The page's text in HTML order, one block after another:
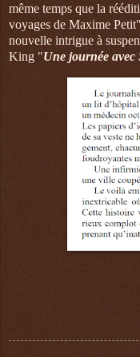
même temps que la
voyages de Maxime
nouvelle intrigue à
King "Une journée avec